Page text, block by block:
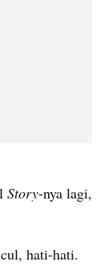
Story-nya lagi,
hati-hati.